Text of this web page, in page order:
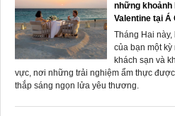
những khoảnh
Valentine tại Á
Tháng Hai
của bạn một
khách sạn và
vực, nơi những trải nghiệm ẩm thực
thắp sáng ngọn lửa yêu thương.